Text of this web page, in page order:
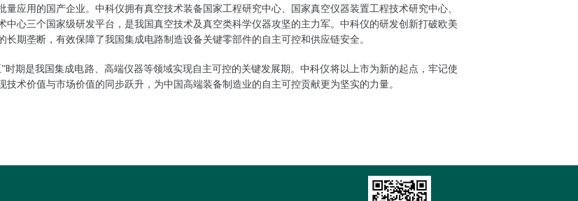
量应用的国产企业。中科仪拥有真空技术装备国家工程研究中心、国家真空仪器装置工程技术研究中心、
中心三个国家级研发平台，是我国真空技术及真空类科学仪器攻坚的主力军。中科仪的研发创新打破欧美
长期垄断，有效保障了我国集成电路制造设备关键零部件的自主可控和供应链安全。
”时期是我国集成电路、高端仪器等领域实现自主可控的关键发展期。中科仪将以上市为新的起点，牢记使
技术价值与市场价值的同步跃升，为中国高端装备制造业的自主可控贡献更为坚实的力量。